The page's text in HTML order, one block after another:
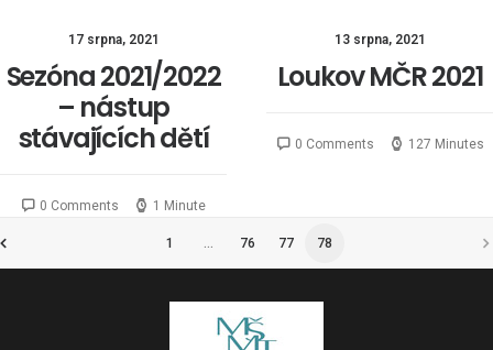
17 srpna, 2021
Sezóna 2021/2022
– nástup
stávajících dětí
0 Comments 1 Minute
13 srpna, 2021
Loukov MČR 2021
0 Comments 127 Minutes
1 76 77 78